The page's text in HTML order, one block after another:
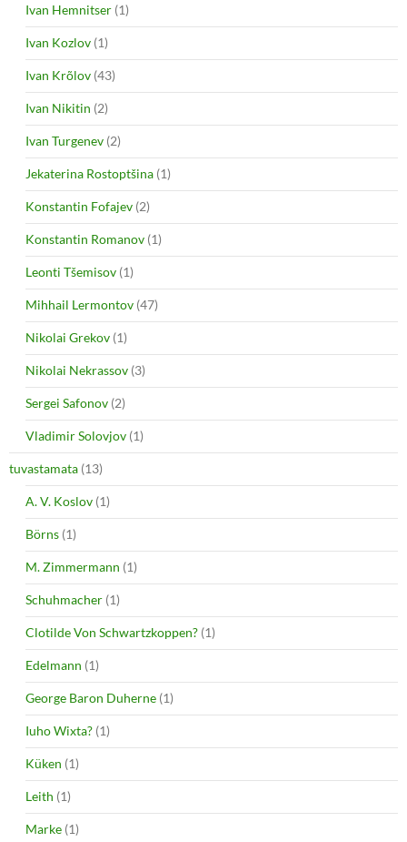
Ivan Hemnitser (1)
Ivan Kozlov (1)
Ivan Krõlov (43)
Ivan Nikitin (2)
Ivan Turgenev (2)
Jekaterina Rostoptšina (1)
Konstantin Fofajev (2)
Konstantin Romanov (1)
Leonti Tšemisov (1)
Mihhail Lermontov (47)
Nikolai Grekov (1)
Nikolai Nekrassov (3)
Sergei Safonov (2)
Vladimir Solovjov (1)
tuvastamata (13)
A. V. Koslov (1)
Börns (1)
M. Zimmermann (1)
Schuhmacher (1)
Clotilde Von Schwartzkoppen? (1)
Edelmann (1)
George Baron Duherne (1)
Iuho Wixta? (1)
Küken (1)
Leith (1)
Marke (1)